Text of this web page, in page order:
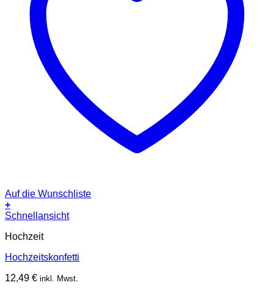
Auf die Wunschliste
+
Schnellansicht
Hochzeit
Hochzeitskonfetti
12,49 € inkl. Mwst.